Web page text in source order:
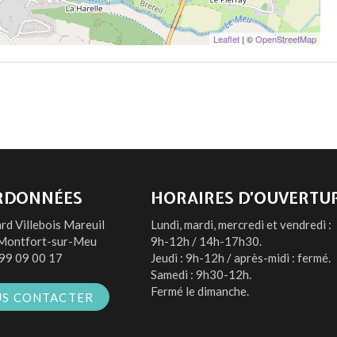
Leaflet | ©OpenStreetMap
Villebois Mareuil
sur-Meu
09 00 17
CONTACTER
HORAIRES
Lundi, mardi, mercredi et vendredi :
9h-12h / 14h-17h30.
Jeudi : 9h-12h / après-midi : fermé.
Samedi : 9h30-12h.
Fermé le dimanche.